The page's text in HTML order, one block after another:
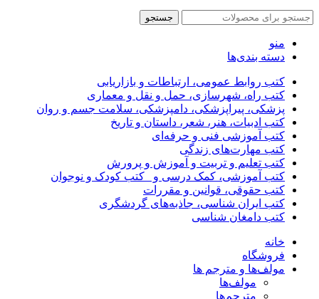
جستجو
منو
دسته بندی‌ها
کتب روابط عمومی، ارتباطات و بازاریابی
کتب راه، شهرسازی، حمل و نقل و معماری
پزشکی، پیراپزشکی، دامپزشکی، سلامت جسم و روان
کتب ادبیات، هنر، شعر، داستان و تاریخ
کتب آموزشی فنی و حرفه‌ای
کتب مهارت‌های زندگی
کتب تعلیم و تربیت و آموزش و پرورش
کتب آموزشی، کمک درسی و _کتب کودک و نوجوان
کتب حقوقی، قوانین و مقررات
کتب ایران شناسی، جاذبه‌های گردشگری
کتب دامغان شناسی
خانه
فروشگاه
مولف‌ها و مترجم ها
مولف‌ها
مترجم‌ها